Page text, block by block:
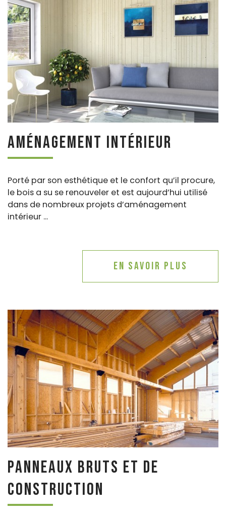
Aménagement intérieur
Porté par son esthétique et le confort qu’il procure,
le bois a su se renouveler et est aujourd’hui utilisé
dans de nombreux projets d’aménagement
intérieur ...
En savoir plus
Panneaux bruts et de
construction